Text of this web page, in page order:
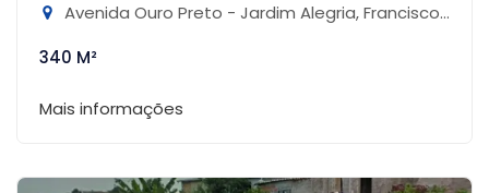
Avenida Ouro Preto - Jardim Alegria, Francisco Morato-SP
340 M²
Mais informações